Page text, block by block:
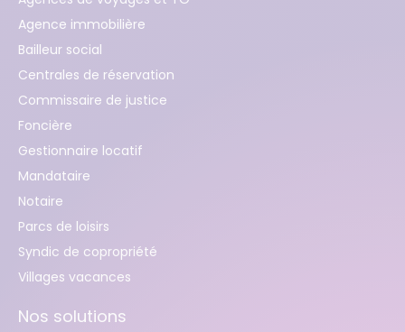
Agence immobilière
Bailleur social
Centrales de réservation
Commissaire de justice
Foncière
Gestionnaire locatif
Mandataire
Notaire
Parcs de loisirs
Syndic de copropriété
Villages vacances
Nos solutions